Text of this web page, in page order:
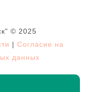
© 2025
| Согласие на
данных